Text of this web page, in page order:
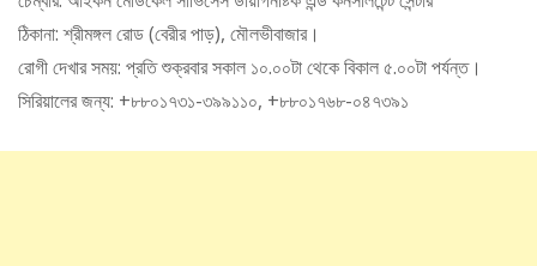
ঠিকানা: শ্রীমঙ্গল রোড (বেরীর পাড়), মৌলভীবাজার।
রোগী দেখার সময়: প্রতি শুক্রবার সকাল ১০.০০টা থেকে বিকাল ৫.০০টা পর্যন্ত।
সিরিয়ালের জন্য: +৮৮০১৭৩১-৩৯৯১১০, +৮৮০১৭৬৮-০৪৭৩৯১